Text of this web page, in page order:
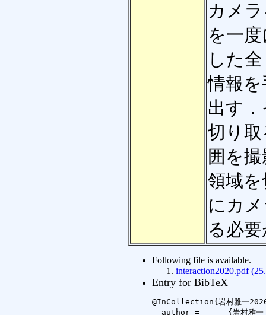
カメ
を一
した
情報
出す
切り
囲を
領域
にカ
る必
Following file is available.
interaction2020.pdf
Entry for BibTeX
@InCollection{岩村雅一
  author =	{岩村雅一 and 平林直樹 and 程征 and 南谷和範 and 黄瀬浩一},